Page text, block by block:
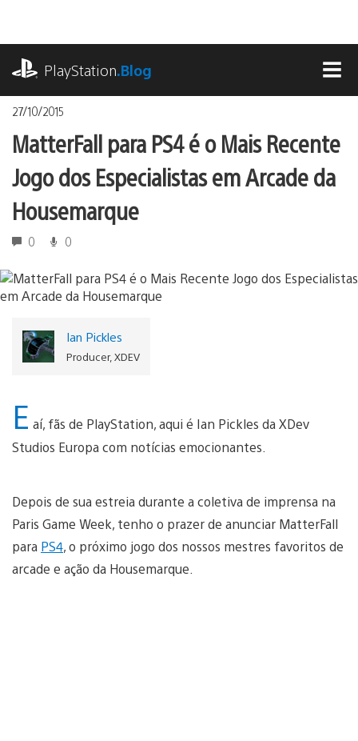
o
conteúdoPlayStation.Blog
27/10/2015
MatterFall para PS4 é o Mais Recente
Jogo dos Especialistas em Arcade da
Housemarque
0 0
Ian Pickles
Producer, XDEV
E aí, fãs de PlayStation, aqui é Ian Pickles da XDev
Studios Europa com notícias emocionantes.
Depois de sua estreia durante a coletiva de imprensa na
Paris Game Week, tenho o prazer de anunciar MatterFall
para PS4, o próximo jogo dos nossos mestres favoritos de
arcade e ação da Housemarque.